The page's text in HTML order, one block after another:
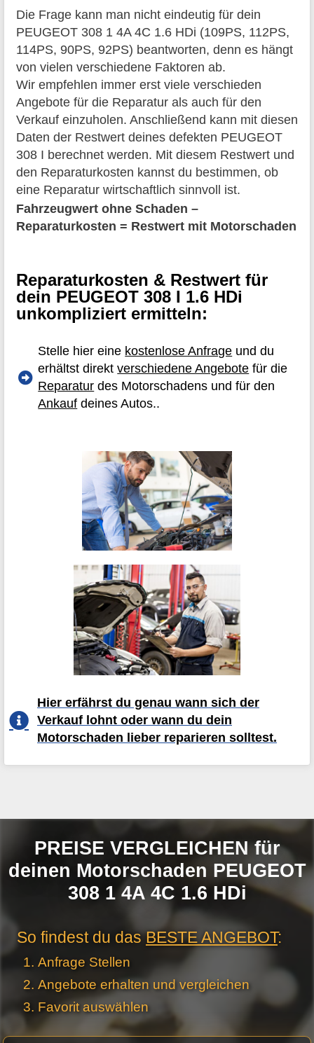
Die Frage kann man nicht eindeutig für dein
PEUGEOT 308 1 4A 4C 1.6 HDi (109PS, 112PS,
114PS, 90PS, 92PS) beantworten, denn es hängt
von vielen verschiedene Faktoren ab.
Wir empfehlen immer erst viele verschieden
Angebote für die Reparatur als auch für den
Verkauf einzuholen. Anschließend kann mit diesen
Daten der Restwert deines defekten PEUGEOT
308 I berechnet werden. Mit diesem Restwert und
den Reparaturkosten kannst du bestimmen, ob
eine Reparatur wirtschaftlich sinnvoll ist.
Fahrzeugwert ohne Schaden –
Reparaturkosten = Restwert mit Motorschaden
Reparaturkosten & Restwert für
dein PEUGEOT 308 I 1.6 HDi
unkompliziert ermitteln:
Stelle hier eine kostenlose Anfrage und du
erhältst direktverschiedene Angebote für die
Reparatur des Motorschadens und für den
Ankauf deines Autos..
Hier erfährst du genau wann sich der
Verkauf lohnt oder wann du dein
Motorschaden lieber reparieren solltest.
PREISE VERGLEICHEN für
deinen Motorschaden PEUGEOT
308 1 4A 4C 1.6 HDi
So findest du dasBESTE ANGEBOT:
Anfrage Stellen
Angebote erhalten und vergleichen
Favorit auswählen